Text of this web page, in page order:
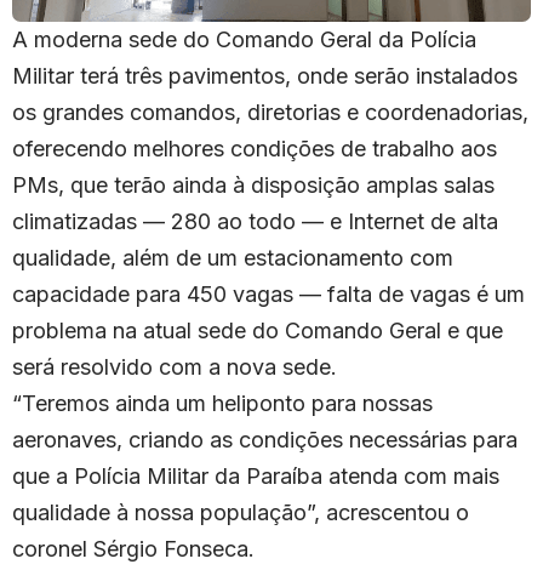
A moderna sede do Comando Geral da Polícia
Militar terá três pavimentos, onde serão instalados
os grandes comandos, diretorias e coordenadorias,
oferecendo melhores condições de trabalho aos
PMs, que terão ainda à disposição amplas salas
climatizadas — 280 ao todo — e Internet de alta
qualidade, além de um estacionamento com
capacidade para 450 vagas — falta de vagas é um
problema na atual sede do Comando Geral e que
será resolvido com a nova sede.
“Teremos ainda um heliponto para nossas
aeronaves, criando as condições necessárias para
que a Polícia Militar da Paraíba atenda com mais
qualidade à nossa população”, acrescentou o
coronel Sérgio Fonseca.